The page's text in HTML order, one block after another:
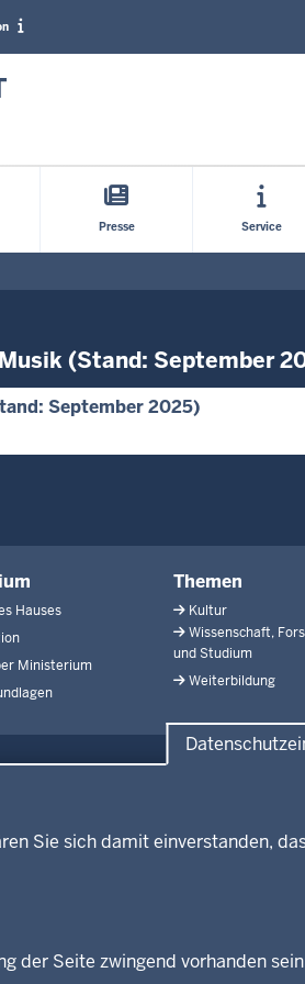
Sie sich damit einverstanden,
der Seite zwingend vorhanden
Presse Service
(Stand: September
September 2025)
Hauses
Ministerium
Themen
Kultur
Wissenschaft,
und Studium
Weiterbildung